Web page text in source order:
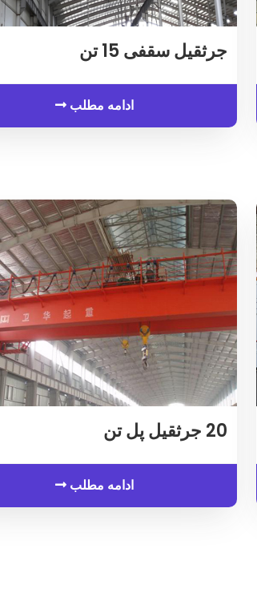
جرثقیل سقفی 15 تن
ادامه مطلب
20 جرثقیل پل تن
ادامه مطلب